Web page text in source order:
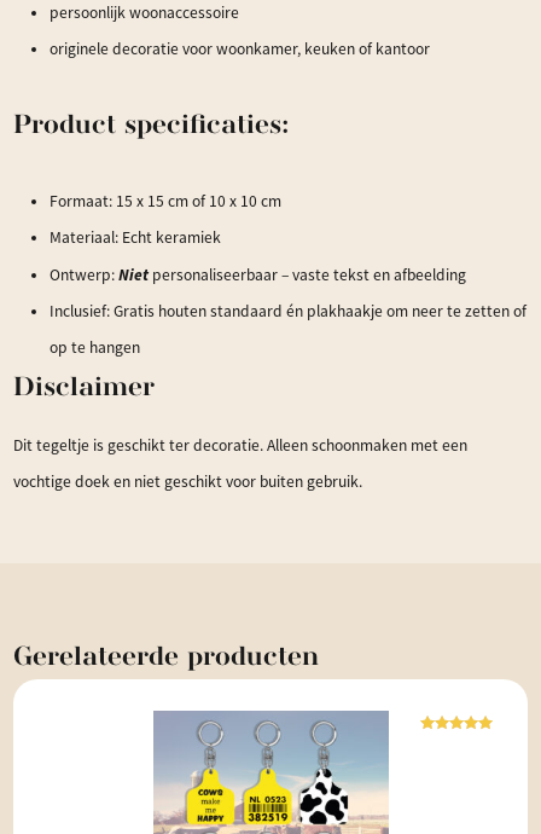
persoonlijk woonaccessoire
originele decoratie voor woonkamer, keuken of kantoor
Product specificaties:
Formaat: 15 x 15 cm of 10 x 10 cm
Materiaal: Echt keramiek
Ontwerp:Nietpersonaliseerbaar – vaste tekst en afbeelding
Inclusief: Gratis houten standaard én plakhaakje om neer te zetten of
op te hangen
Disclaimer
Dit tegeltje is geschikt ter decoratie. Alleen schoonmaken met een
vochtige doek en niet geschikt voor buiten gebruik.
Gerelateerde producten